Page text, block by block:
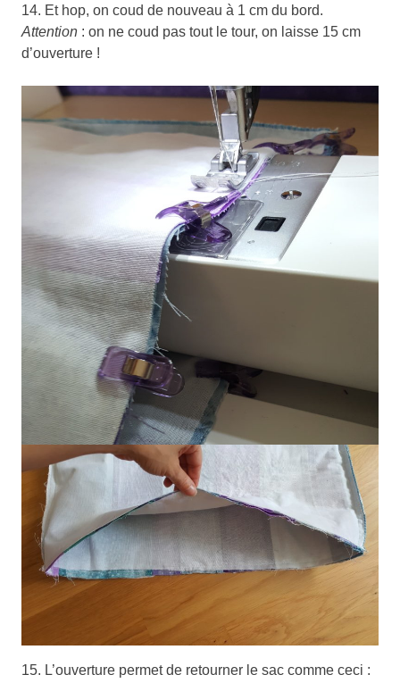
14. Et hop, on coud de nouveau à 1 cm du bord.
Attention : on ne coud pas tout le tour, on laisse 15 cm
d’ouverture !
15. L’ouverture permet de retourner le sac comme ceci :